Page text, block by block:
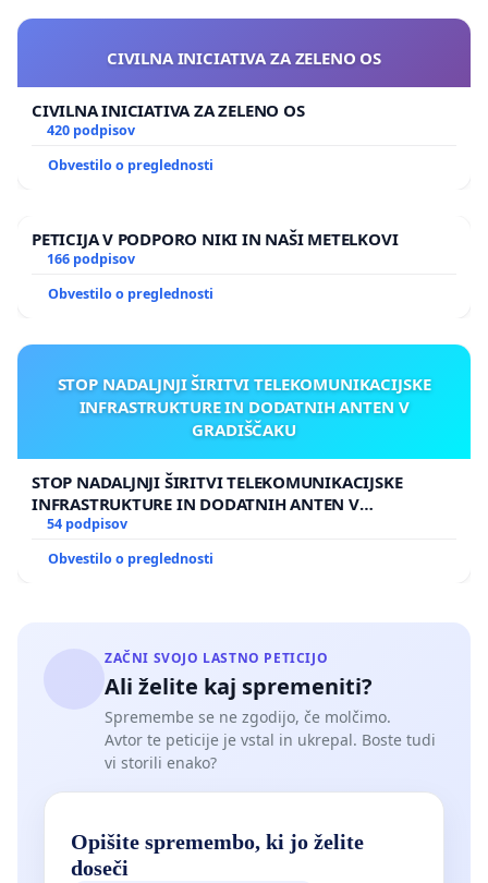
CIVILNA INICIATIVA ZA ZELENO OS
CIVILNA INICIATIVA ZA ZELENO OS
420 podpisov
Obvestilo o preglednosti
PETICIJA V PODPORO NIKI IN NAŠI METELKOVI
166 podpisov
Obvestilo o preglednosti
STOP NADALJNJI ŠIRITVI TELEKOMUNIKACIJSKE
INFRASTRUKTURE IN DODATNIH ANTEN V
GRADIŠČAKU
STOP NADALJNJI ŠIRITVI TELEKOMUNIKACIJSKE
INFRASTRUKTURE IN DODATNIH ANTEN V
GRADIŠČAKU
54 podpisov
Obvestilo o preglednosti
ZAČNI SVOJO LASTNO PETICIJO
Ali želite kaj spremeniti?
Spremembe se ne zgodijo, če molčimo.
Avtor te peticije je vstal in ukrepal. Boste tudi
vi storili enako?
Opišite spremembo, ki jo želite
doseči